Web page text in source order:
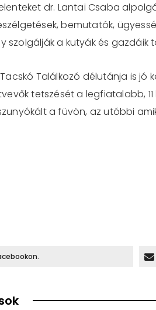
dr. Lantai Csaba
bemutatók,
szolgálják a kutyák és
Találkozó délutánja is
tetszését a legfiatalabb,
a füvön, az utóbbi